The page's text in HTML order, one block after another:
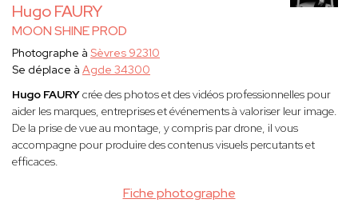
Hugo FAURY
MOON SHINE PROD
Fiche photographe
Photographe à Sèvres 92310
Se déplace à Agde 34300
Hugo FAURYcrée des photos et des vidéos professionnelles pour
aider les marques, entreprises et événements à valoriser leur image.
De la prise de vue au montage, y compris par drone, il vous
accompagne pour produire des contenus visuels percutants et
efficaces.